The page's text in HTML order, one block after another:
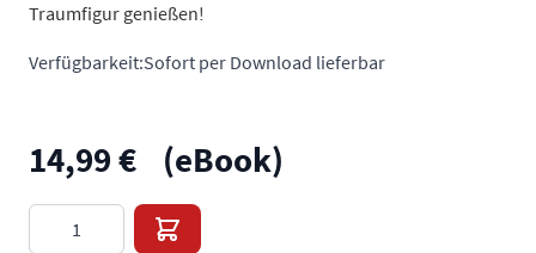
Traumfigur genießen!
Verfügbarkeit:Sofort per Download lieferbar
14,99 € (eBook)